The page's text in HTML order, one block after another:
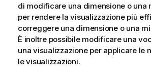
di modificare una dimensione o una
per rendere la visualizzazione più
correggere una dimensione o una
È inoltre possibile modificare una
una visualizzazione per applicare le
le visualizzazioni.